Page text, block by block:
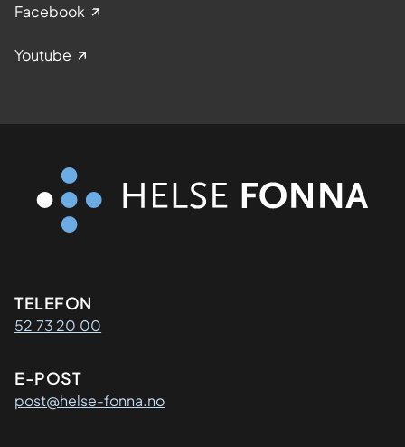
Facebook
Youtube
Kontaktinformasjon
TELEFON
52 73 20 00
E-POST
post@helse-fonna.no